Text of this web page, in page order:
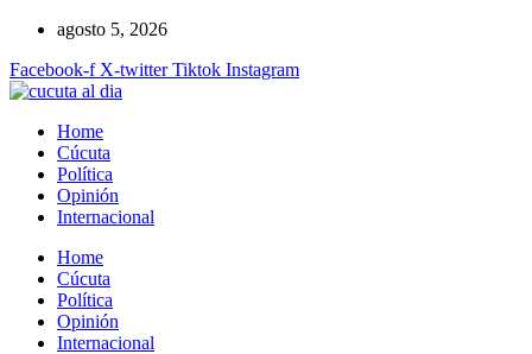
contenido
agosto 5, 2026
Facebook-f X-twitter Tiktok Instagram
Home
Cúcuta
Política
Opinión
Internacional
Home
Cúcuta
Política
Opinión
Internacional